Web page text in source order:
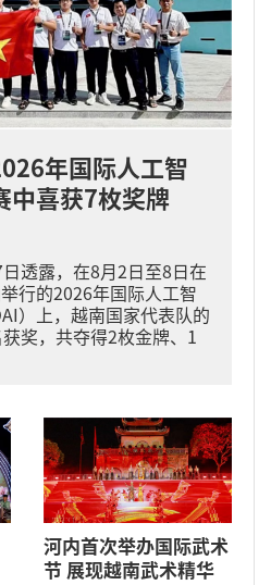
年国际人工智
中喜获7枚奖牌
透露，在8月2日至8日在
行的2026年国际人工智
）上，越南国家代表队的
奖，共夺得2枚金牌、1
河内首次举办国际武术
节 展现越南武术精华